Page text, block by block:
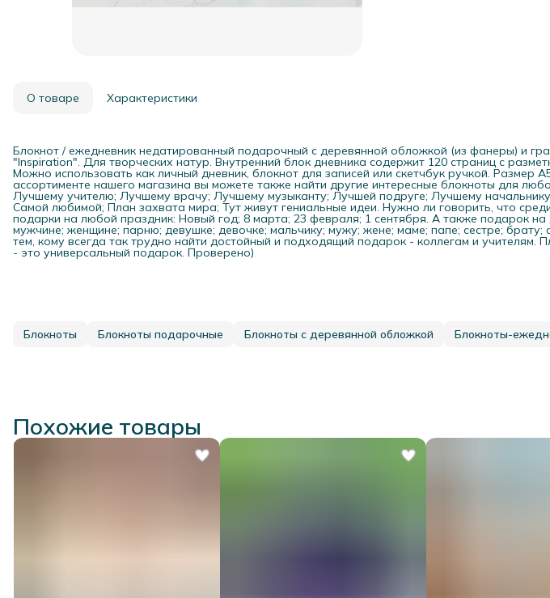
О товаре Характеристики
Блокнот / ежедневник недатированный подарочный с деревянной обложкой (из фанеры) и
"Inspiration". Для творческих натур. Внутренний блок дневника содержит 120 страниц с
Можно использовать как личный дневник, блокнот для записей или скетчбук ручкой. Размер
ассортименте нашего магазина вы можете также найти другие интересные блокноты для
Лучшему учителю; Лучшему врачу; Лучшему музыканту; Лучшей подруге; Лучшему
Самой любимой; План захвата мира; Тут живут гениальные идеи. Нужно ли говорить, что
подарки на любой праздник: Новый год; 8 марта; 23 февраля; 1 сентября. А также подарок
мужчине; женщине; парню; девушке; девочке; мальчику; мужу; жене; маме; папе; сестре; брату;
тем, кому всегда так трудно найти достойный и подходящий подарок - коллегам и учителям.
- это универсальный подарок. Проверено)
Блокноты Блокноты подарочные Блокноты с деревянной обложкой Блокноты-
Похожие товары